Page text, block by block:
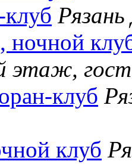
этаж,
клуб
клуб